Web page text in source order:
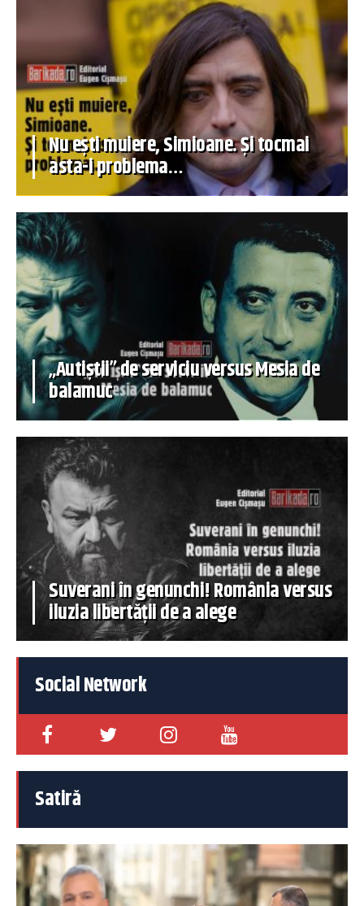
Nu ești muiere, Simioane. Și tocmai
asta-i problema…
„Autiștii” de serviciu versus Mesia de
balamuc
Suverani în genunchi! România versus
iluzia libertății de a alege
Social Network
Satiră